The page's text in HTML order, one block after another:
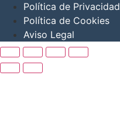
Política de Privacidad
Política de Cookies
Aviso Legal